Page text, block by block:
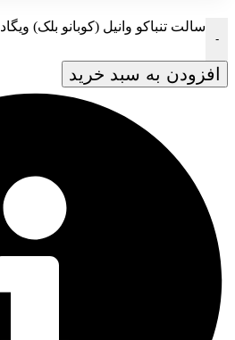
-
سالت تنباکو وانیل (کوبانو بلک) ویگاد cubano black عدد
افزودن به سبد خرید